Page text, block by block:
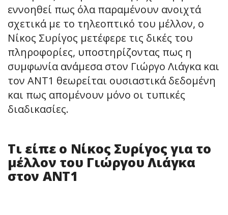
εννοηθεί πως όλα παραμένουν ανοιχτά
σχετικά με το τηλεοπτικό του μέλλον, ο
Νίκος Συρίγος μετέφερε τις δικές του
πληροφορίες, υποστηρίζοντας πως η
συμφωνία ανάμεσα στον Γιώργο Λιάγκα και
τον ΑΝΤ1 θεωρείται ουσιαστικά δεδομένη
και πως απομένουν μόνο οι τυπικές
διαδικασίες.
Τι είπε ο Νίκος Συρίγος για το
μέλλον του Γιώργου Λιάγκα
στον ΑΝΤ1